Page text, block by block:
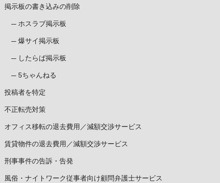
掲示板の書き込みの削除
ホスラブ掲示板
爆サイ掲示板
したらば掲示板
5ちゃんねる
投稿者を特定
不正転売対策
オフィス移転の退去費用／減額交渉サービス
賃貸物件の退去費用／減額交渉サービス
刑事事件の告訴・告発
風俗・ナイトワーク従事者向け顧問弁護士サービス